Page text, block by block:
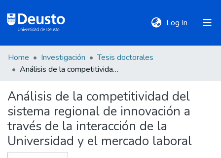
Log In (current)
DeustoTeka
Communities
&
Collections
All of DSpace
Home Investigación
Tesis doctorales
Análisis de la competitividad del sistema regional de innovación a través de la interacción de la Universidad y el mercado laboral
Análisis de la competitividad del
sistema regional de innovación a
través de la interacción de la
Universidad y el mercado laboral